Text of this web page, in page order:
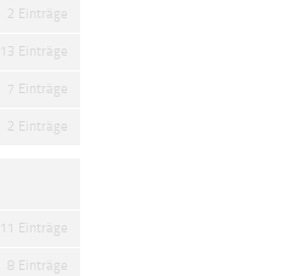
2 Einträge
13 Einträge
7 Einträge
2 Einträge
11 Einträge
8 Einträge